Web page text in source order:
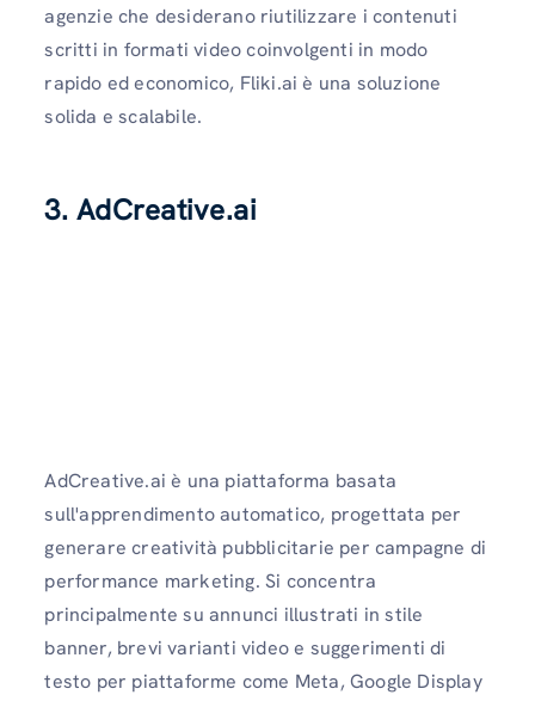
agenzie che desiderano riutilizzare i contenuti
scritti in formati video coinvolgenti in modo
rapido ed economico, Fliki.ai è una soluzione
solida e scalabile.
3. AdCreative.ai
AdCreative.ai è una piattaforma basata
sull'apprendimento automatico, progettata per
generare creatività pubblicitarie per campagne di
performance marketing. Si concentra
principalmente su annunci illustrati in stile
banner, brevi varianti video e suggerimenti di
testo per piattaforme come Meta, Google Display